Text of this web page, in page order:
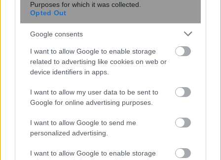
Purposes for which it was collected.
Opted Out
Google consents
I want to allow Google to enable storage
related to advertising like cookies on web or
device identifiers in apps.
I want to allow my user data to be sent to
Google for online advertising purposes.
I want to allow Google to send me
personalized advertising.
I want to allow Google to enable storage
Νέα τεχνική αποκαλύπτει με ακρίβεια
νανομέτρου τη συμπεριφορά 2D